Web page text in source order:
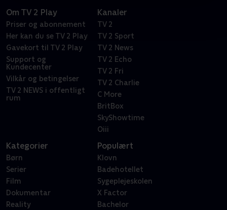
Om TV 2 Play
Priser og abonnement
Her kan du se TV 2 Play
Gavekort til TV 2 Play
Support og
Kundecenter
Vilkår og betingelser
TV 2 NEWS i offentligt
rum
Kanaler
TV 2
TV 2 Sport
TV 2 News
TV 2 Echo
TV 2 Fri
TV 2 Charlie
C More
BritBox
SkyShowtime
Oiii
Kategorier
Børn
Serier
Film
Dokumentar
Reality
Populært
Klovn
Badehotellet
Sygeplejeskolen
X Factor
Bachelor